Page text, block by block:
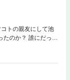
トの親友にして池
のか？ 誰にだって
シにはたったひと
拳をもつタケル
ていく。だが、そん
になるまでを描い